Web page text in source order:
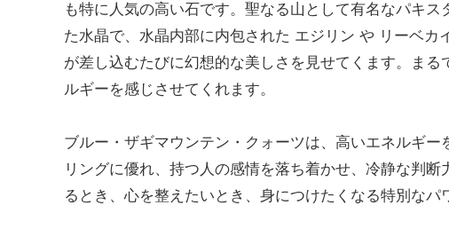
も特に人気の高い石です。聖なる山として有名なパキ
た水晶で、水晶内部に内包された エジリン や リーベカ
が差し込むたびに幻想的な美しさを見せてくます。ま
ルギーを感じさせてくれます。
ブルー・ザギマウンテン・クォーツは、高いエネルギ
リングに優れ、持つ人の感情を落ち着かせ、冷静な判
るとき、心を整えたいとき、身につけたくなる特別なパ